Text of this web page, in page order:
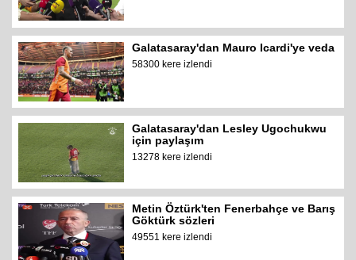
Galatasaray'dan Mauro Icardi'ye veda
58300 kere izlendi
Galatasaray'dan Lesley Ugochukwu
için paylaşım
13278 kere izlendi
Metin Öztürk'ten Fenerbahçe ve Barış
Göktürk sözleri
49551 kere izlendi